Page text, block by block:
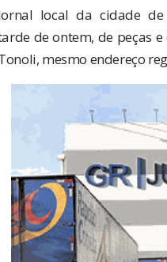
local da cidade de
de ontem, de peças
mesmo endereço